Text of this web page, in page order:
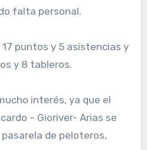
falta personal.
puntos y 5 asistencias y
y 8 tableros.
interés, ya que el
– Gioriver- Arias se
de peloteros,